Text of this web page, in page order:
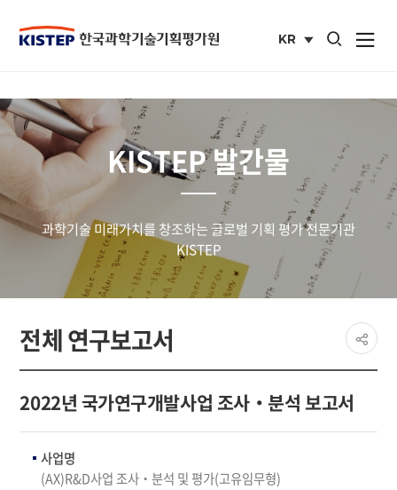
KR
통합검색 열기
사이트맵
KISTEP 발간물
과학기술 미래가치를 창조하는 글로벌 기획 평가 전문기관
KISTEP
전체 연구보고서
페이지
공유
share
2022년 국가연구개발사업 조사‧분석 보고서
사업명
(AX)R&D사업 조사‧분석 및 평가(고유임무형)